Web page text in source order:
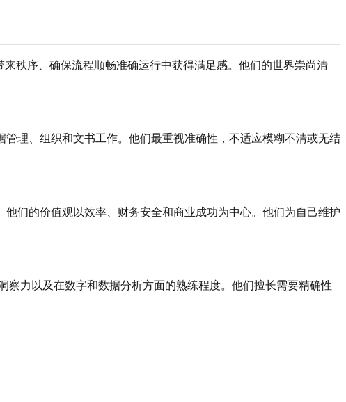
秩序、确保流程顺畅准确运行中获得满足感。他们的世界崇尚清
管理、组织和文书工作。他们最重视准确性，不适应模糊不清或无结
们的价值观以效率、财务安全和商业成功为中心。他们为自己维护
力以及在数字和数据分析方面的熟练程度。他们擅长需要精确性